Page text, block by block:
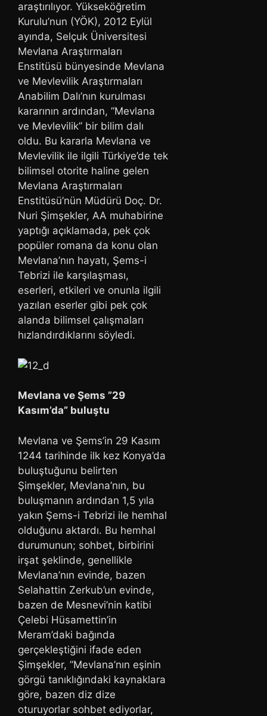
araştırılıyor. Yükseköğretim
Kurulu’nun (YÖK), 2012 Eylül
ayında, Selçuk Üniversitesi
Mevlana Araştırmaları
Enstitüsü bünyesinde Mevlana
ve Mevlevilik Araştırmaları
Anabilim Dalı’nın kurulması
kararının ardından, ”Mevlana
ve Mevlevilik” bir bilim dalı
oldu. Bu kararla Mevlana ve
Mevlevilik ile ilgili Türkiye’de tek
bilimsel otorite haline gelen
Mevlana Araştırmaları
Enstitüsü’nün Müdürü Doç. Dr.
Nuri Şimşekler, AA muhabirine
yaptığı açıklamada, pek çok
popüler romana da konu olan
Mevlana’nın hayatı, Şems-i
Tebrizi ile karşılaşması,
eserleri, etkileri ve onunla ilgili
yazılan eserler gibi pek çok
alanda bilimsel çalışmaları
hızlandırdıklarını söyledi.
Mevlana ve Şems ”29
Kasım’da” buluştu
Mevlana ve Şems’in 29 Kasım
1244 tarihinde ilk kez Konya’da
buluştuğunu belirten
Şimşekler, Mevlana’nın, bu
buluşmanın ardından 1,5 yıla
yakın Şems-i Tebrizi ile hemhal
olduğunu aktardı. Bu hemhal
durumunun; sohbet, birbirini
irşat şeklinde, genellikle
Mevlana’nın evinde, bazen
Selahattin Zerkub’un evinde,
bazen de Mesnevi’nin katibi
Çelebi Hüsamettin’in
Meram’daki bağında
gerçekleştiğini ifade eden
Şimşekler, ”Mevlana’nın eşinin
görgü tanıklığındaki kaynaklara
göre, bazen diz dize
oturuyorlar sohbet ediyorlar,